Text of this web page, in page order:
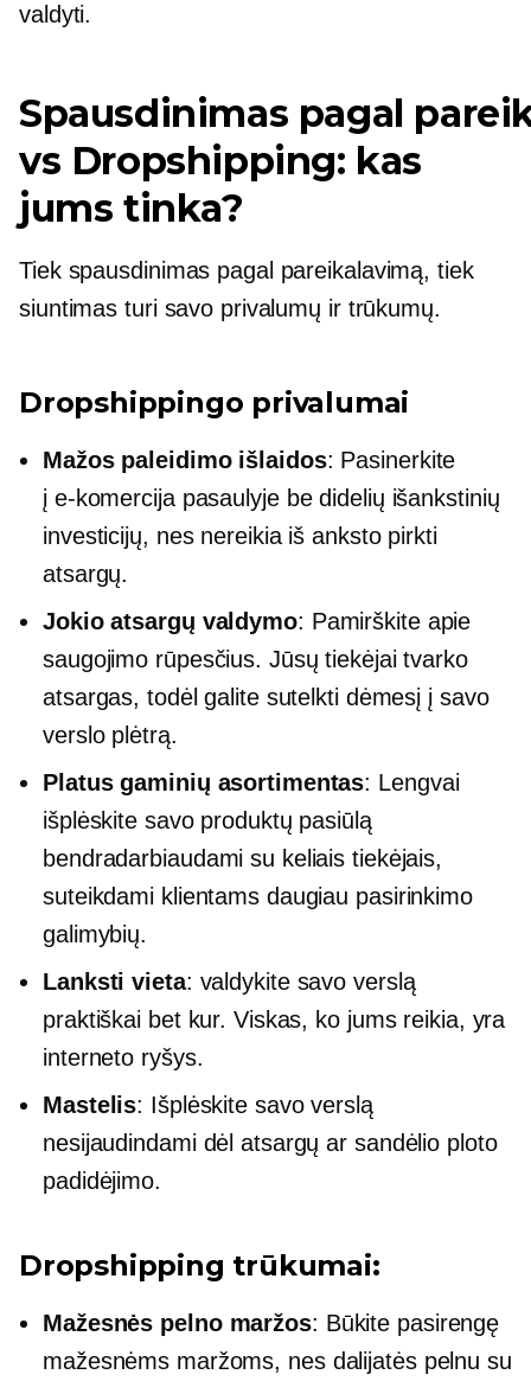
valdyti.
Spausdinimas pagal
vs Dropshipping: kas
jums tinka?
Tiek spausdinimas pagal pareikalavimą, tiek
siuntimas turi savo privalumų ir trūkumų.
Dropshippingo privalumai
Mažos paleidimo išlaidos: Pasinerkite
į e-komercijapasaulyje be didelių išankstinių
investicijų, nes nereikia iš anksto pirkti
atsargų.
Jokio atsargų valdymo: Pamirškite apie
saugojimo rūpesčius. Jūsų tiekėjai tvarko
atsargas, todėl galite sutelkti dėmesį į savo
verslo plėtrą.
Platus gaminių asortimentas: Lengvai
išplėskite savo produktų pasiūlą
bendradarbiaudami su keliais tiekėjais,
suteikdami klientams daugiau pasirinkimo
galimybių.
Lanksti vieta: valdykite savo verslą
praktiškai bet kur. Viskas, ko jums reikia, yra
interneto ryšys.
Mastelis: Išplėskite savo verslą
nesijaudindami dėl atsargų ar sandėlio ploto
padidėjimo.
Dropshipping trūkumai:
Mažesnės pelno maržos: Būkite pasirengę
mažesnėms maržoms, nes dalijatės pelnu su